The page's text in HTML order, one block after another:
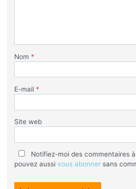
Nom *
E-mail *
Site web
Notifiez-moi des commentaires
pouvez aussi vous abonnersans